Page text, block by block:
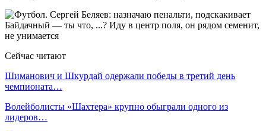
Сейчас читают
Шиманович и Шкурдай одержали победы в третий день
чемпионата…
Волейболисты «Шахтера» крупно обыграли одного из
лидеров…